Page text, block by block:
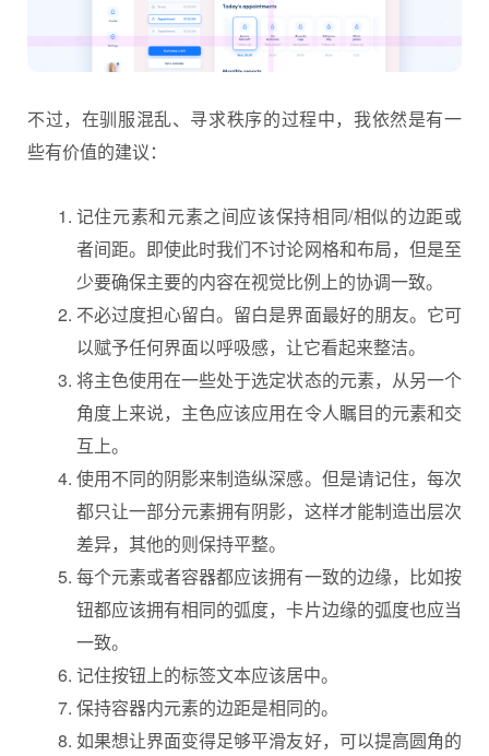
不过，在驯服混乱、寻求秩序的过程中，我依然是有一
些有价值的建议：
记住元素和元素之间应该保持相同/相似的边距或
者间距。即使此时我们不讨论网格和布局，但是至
少要确保主要的内容在视觉比例上的协调一致。
不必过度担心留白。留白是界面最好的朋友。它可
以赋予任何界面以呼吸感，让它看起来整洁。
将主色使用在一些处于选定状态的元素，从另一个
角度上来说，主色应该应用在令人瞩目的元素和交
互上。
使用不同的阴影来制造纵深感。但是请记住，每次
都只让一部分元素拥有阴影，这样才能制造出层次
差异，其他的则保持平整。
每个元素或者容器都应该拥有一致的边缘，比如按
钮都应该拥有相同的弧度，卡片边缘的弧度也应当
一致。
记住按钮上的标签文本应该居中。
保持容器内元素的边距是相同的。
如果想让界面变得足够平滑友好，可以提高圆角的